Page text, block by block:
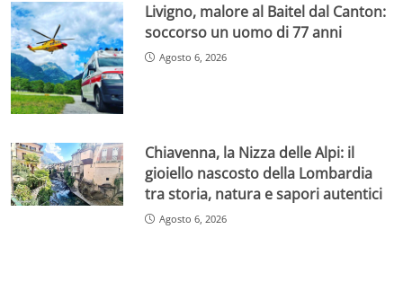
Livigno, malore al Baitel dal Canton:
soccorso un uomo di 77 anni
Agosto 6, 2026
Chiavenna, la Nizza delle Alpi: il
gioiello nascosto della Lombardia
tra storia, natura e sapori autentici
Agosto 6, 2026